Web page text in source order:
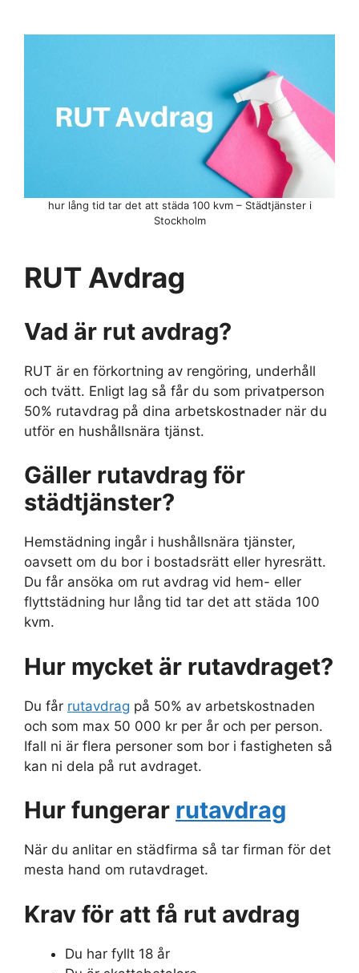
RUT Avdrag
Vad är rut avdrag?
RUT är en förkortning av rengöring, underhåll
och tvätt. Enligt lag så får du som privatperson
50% rutavdrag på dina arbetskostnader när du
utför en hushållsnära tjänst.
Gäller rutavdrag för
städtjänster?
Hemstädning ingår i hushållsnära tjänster,
oavsett om du bor i bostadsrätt eller hyresrätt.
Du får ansöka om rut avdrag vid hem- eller
flyttstädning hur lång tid tar det att städa 100
kvm.
Hur mycket är rutavdraget?
Du får rutavdrag på 50% av arbetskostnaden
och som max 50 000 kr per år och per person.
Ifall ni är flera personer som bor i fastigheten så
kan ni dela på rut avdraget.
Hur fungerar rutavdrag
När du anlitar en städfirma så tar firman för det
mesta hand om rutavdraget.
Krav för att få rut avdrag
Du har fyllt 18 år
hur lång tid tar det att städa 100 kvm – Städtjänster i
Stockholm